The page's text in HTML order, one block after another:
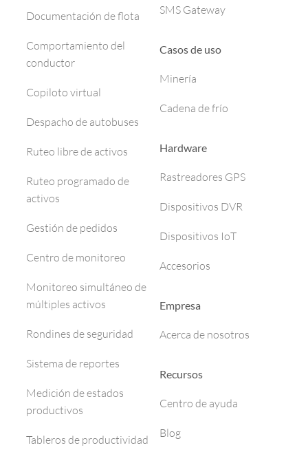
Documentación de flota
Comportamiento del
conductor
Copiloto virtual
Despacho de autobuses
Ruteo libre de activos
Ruteo programado de
activos
Gestión de pedidos
Centro de monitoreo
Monitoreo simultáneo de
múltiples activos
Rondines de seguridad
Sistema de reportes
Medición de estados
productivos
Tableros de productividad
SMS Gateway
Casos de uso
Minería
Cadena de frío
Hardware
Rastreadores GPS
Dispositivos DVR
Dispositivos IoT
Accesorios
Empresa
Acerca de nosotros
Recursos
Centro de ayuda
Blog